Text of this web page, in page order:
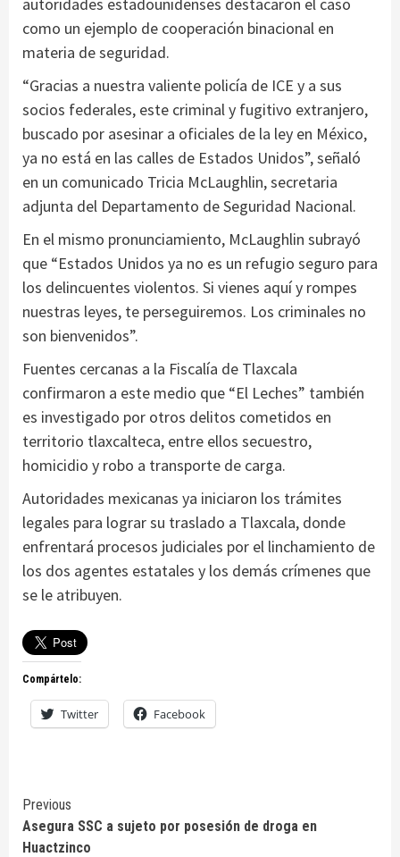
como un ejemplo de cooperación binacional en
materia de seguridad.
“Gracias a nuestra valiente policía de ICE y a sus
socios federales, este criminal y fugitivo extranjero,
buscado por asesinar a oficiales de la ley en México,
ya no está en las calles de Estados Unidos”, señaló
en un comunicado Tricia McLaughlin, secretaria
adjunta del Departamento de Seguridad Nacional.
En el mismo pronunciamiento, McLaughlin subrayó
que “Estados Unidos ya no es un refugio seguro para
los delincuentes violentos. Si vienes aquí y rompes
nuestras leyes, te perseguiremos. Los criminales no
son bienvenidos”.
Fuentes cercanas a la Fiscalía de Tlaxcala
confirmaron a este medio que “El Leches” también
es investigado por otros delitos cometidos en
territorio tlaxcalteca, entre ellos secuestro,
homicidio y robo a transporte de carga.
Autoridades mexicanas ya iniciaron los trámites
legales para lograr su traslado a Tlaxcala, donde
enfrentará procesos judiciales por el linchamiento de
los dos agentes estatales y los demás crímenes que
se le atribuyen.
Compártelo:
Twitter Facebook
Continue
Reading
Previous
Asegura SSC a sujeto por posesión de droga en
Huactzinco